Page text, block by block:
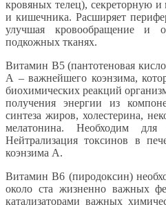
кровяных телец), секреторную
и кишечника. Расширяет
улучшая кровообращение
подкожных тканях.
Витамин В5 (пантотеновая
А – важнейшего коэнзима,
биохимических реакций
получения энергии из
синтеза жиров, холестерина,
мелатонина. Необходим для
Нейтрализация токсинов в
коэнзима А.
Витамин В6 (пиродоксин)
около ста жизненно важных
катализаторами важных